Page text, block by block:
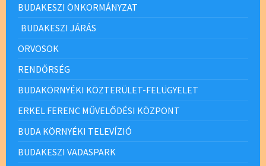
BUDAKESZI ÖNKORMÁNYZAT
BUDAKESZI JÁRÁS
ORVOSOK
RENDŐRSÉG
BUDAKÖRNYÉKI KÖZTERÜLET-FELÜGYELET
ERKEL FERENC MŰVELŐDÉSI KÖZPONT
BUDA KÖRNYÉKI TELEVÍZIÓ
BUDAKESZI VADASPARK